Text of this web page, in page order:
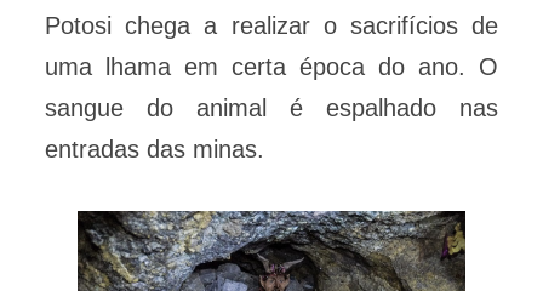
Potosi chega a realizar o sacrifícios de
uma lhama em certa época do ano. O
sangue do animal é espalhado nas
entradas das minas.